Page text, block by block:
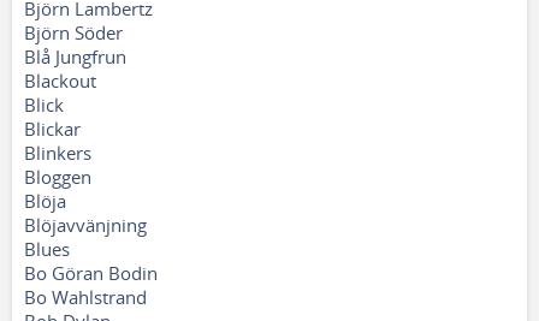
Björn Lambertz
Björn Söder
Blå Jungfrun
Blackout
Blick
Blickar
Blinkers
Bloggen
Blöja
Blöjavvänjning
Blues
Bo Göran Bodin
Bo Wahlstrand